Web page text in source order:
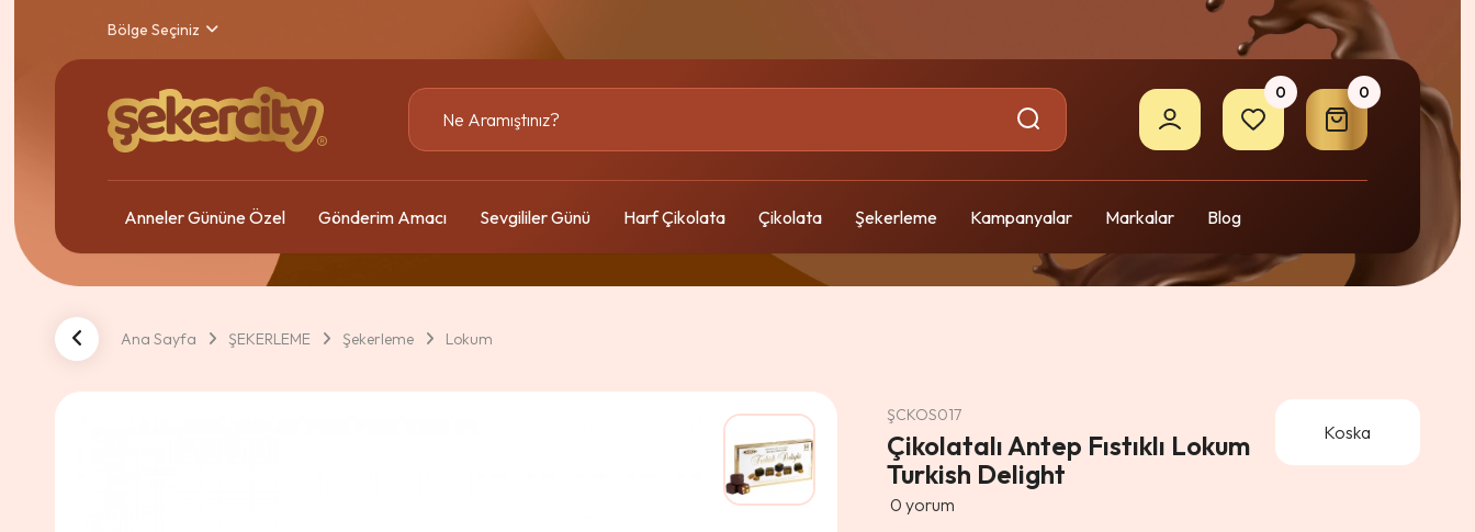
Bölge Seçiniz
0 0
Anneler Gününe Özel Gönderim Amacı Sevgililer Günü Harf Çikolata Çikolata Şekerleme Kampanyalar Markalar Blog
Ana Sayfa ŞEKERLEME Şekerleme Lokum
ŞCKOS017
Çikolatalı Antep Fıstıklı Lokum
Turkish Delight
0 yorum
Koska